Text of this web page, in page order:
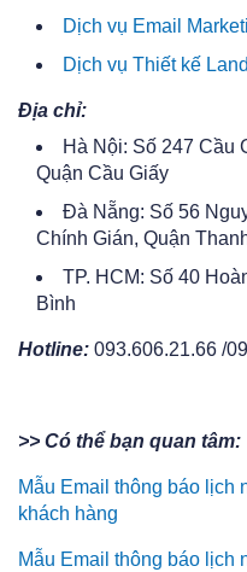
Dịch vụ Email
Dịch vụ Thiết kế
Địa chỉ:
Hà Nội: Số 247 Cầu
Quận Cầu Giấy
Đà Nẵng: Số 56
Chính Gián, Quận
TP. HCM: Số 40
Bình
Hotline: 093.606.21.66 /
>> Có thể bạn quan tâm:
Mẫu Email thông báo lịch
khách hàng
Mẫu Email thông báo lịch